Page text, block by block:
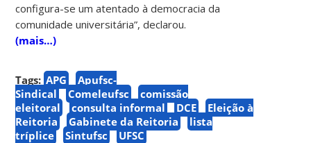
configura-se um atentado à democracia da
comunidade universitária”, declarou.
(mais…)
Tags: APG
Apufsc-
Sindical
Comeleufsc
comissão
eleitoral
consulta informal DCE
Eleição à
Reitoria
Gabinete da Reitoria
lista
tríplice
Sintufsc UFSC